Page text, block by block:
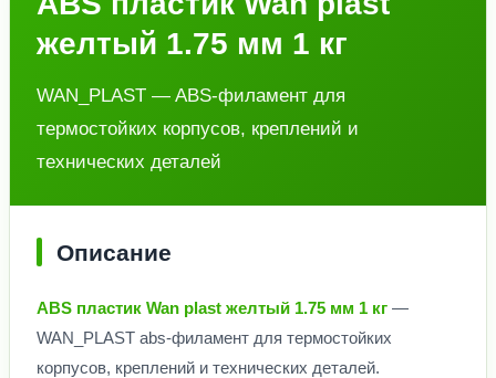
желтый 1.75 мм 1 кг
WAN_PLAST — ABS-филамент для
термостойких корпусов, креплений и
технических деталей
Описание
ABS пластик Wan plast желтый 1.75 мм 1 кг —
WAN_PLAST abs-филамент для термостойких
корпусов, креплений и технических деталей.